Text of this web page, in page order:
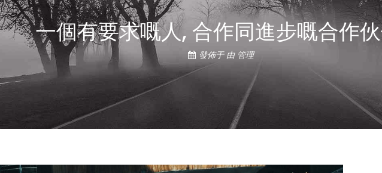
一個有要求嘅人, 合作同進步嘅合作
發佈于 由 管理